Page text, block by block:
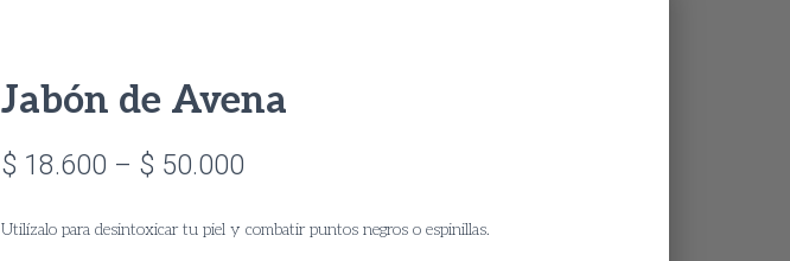
Jabón de Avena
$ 18.600 – $ 50.000
Utilízalo para desintoxicar tu piel y combatir puntos negros o espinillas.